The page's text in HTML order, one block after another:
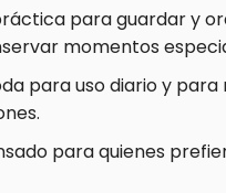
para guardar y
momentos
para uso diario y
para quienes